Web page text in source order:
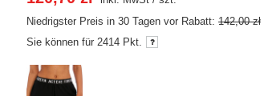
Niedrigster Preis in 30 Tagen vor Rabatt:142,00 zł
Sie können für2414 Pkt.